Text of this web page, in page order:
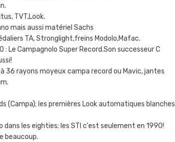
TVT,Look.
mais aussi matériel Sachs
TA, Stronglight,freins Modolo,Mafac.
Le Campagnolo Super Record.Son successeur C
36 rayons moyeux campa record ou Mavic, jantes
(Campa); les premières Look automatiques blanches
les eighties; les STI c'est seulement en 1990!
beaucoup.